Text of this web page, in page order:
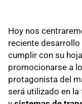
Hoy nos
reciente
cumplir con su
promocionarse a
protagonista del
será utilizado en